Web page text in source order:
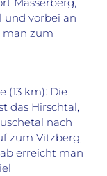
und vorbei an
man zum
(13 km): Die
das Hirschtal,
nach
zum Vitzberg,
erreicht man